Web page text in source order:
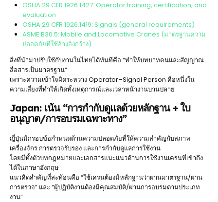
OSHA 29 CFR 1926.1427: Operator training, certification, and
evaluation
OSHA 29 CFR 1926.1419: Signals (general requirements)
ASME B30.5: Mobile and Locomotive Cranes (มาตรฐานความ
ปลอดภัยที่ใช้อ้างอิงกว้าง)
สิ่งที่นำมาปรับใช้กับงานในไทยได้ทันทีคือ “ทำให้บทบาทคนและสัญญาณ
สื่อสารเป็นมาตรฐาน”
เพราะความเข้าใจผิดระหว่าง Operator–Signal Person คือหนึ่งใน
ความเสี่ยงที่ทำให้เกิดทั้งเหตุการณ์และเวลาหน้างานบานปลาย
Japan: เน้น “การกำกับดูแลด้วยหลักฐาน + ใบ
อนุญาต/การอบรมเฉพาะทาง”
ญี่ปุ่นมีกรอบข้อกำหนดด้านความปลอดภัยที่ให้ความสำคัญกับสภาพ
เครื่องจักร การตรวจรับรอง และการกำกับดูแลการใช้งาน
โดยมีทั้งตัวบทกฎหมายและเอกสารแนะแนวด้านการใช้งานเครนที่เข้าถึง
ได้ในภาษาอังกฤษ
แนวคิดสำคัญที่สะท้อนคือ “ใช้เครนต้องมีหลักฐานว่าผ่านมาตรฐาน/ผ่าน
การตรวจ” และ “ผู้ปฏิบัติงานต้องมีคุณสมบัติ/ผ่านการอบรมตามประเภท
งาน”